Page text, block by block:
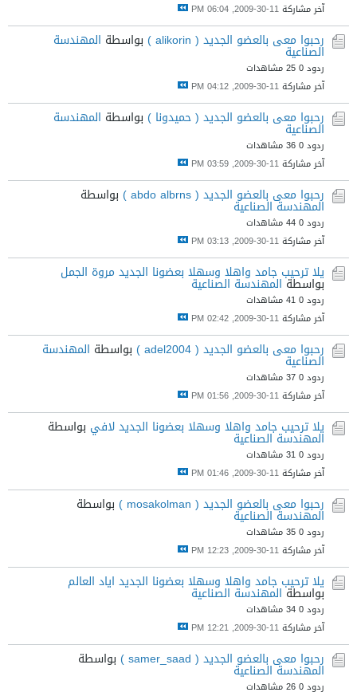
آخر مشاركة11-30-2009, 06:04 PM
رحبوا معى بالعضو الجديد ( alikorin ) بواسطة المهندسة
الصناعية
ردود 0
25 مشاهدات
آخر مشاركة11-30-2009, 04:12 PM
رحبوا معى بالعضو الجديد ( حميدونا ) بواسطة المهندسة
الصناعية
ردود 0
36 مشاهدات
آخر مشاركة11-30-2009, 03:59 PM
رحبوا معى بالعضو الجديد ( abdo albrns ) بواسطة
المهندسة الصناعية
ردود 0
44 مشاهدات
آخر مشاركة11-30-2009, 03:13 PM
يلا ترحيب جامد واهلا وسهلا بعضونا الجديد مروة الجمل
بواسطةالمهندسة الصناعية
ردود 0
41 مشاهدات
آخر مشاركة11-30-2009, 02:42 PM
رحبوا معى بالعضو الجديد ( adel2004 ) بواسطة المهندسة
الصناعية
ردود 0
37 مشاهدات
آخر مشاركة11-30-2009, 01:56 PM
يلا ترحيب جامد واهلا وسهلا بعضونا الجديد لافي بواسطة
المهندسة الصناعية
ردود 0
31 مشاهدات
آخر مشاركة11-30-2009, 01:46 PM
رحبوا معى بالعضو الجديد ( mosakolman ) بواسطة
المهندسة الصناعية
ردود 0
35 مشاهدات
آخر مشاركة11-30-2009, 12:23 PM
يلا ترحيب جامد واهلا وسهلا بعضونا الجديد اياد العالم
بواسطةالمهندسة الصناعية
ردود 0
34 مشاهدات
آخر مشاركة11-30-2009, 12:21 PM
رحبوا معى بالعضو الجديد ( samer_saad ) بواسطة
المهندسة الصناعية
ردود 0
26 مشاهدات